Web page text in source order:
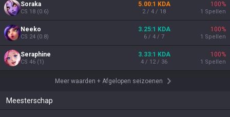
Soraka
CS 18 (0.6)
5.00:1 KDA
2 / 4 / 18
100%
1 Spellen
Neeko
CS 24 (0.8)
3.25:1 KDA
6 / 4 / 7
100%
1 Spellen
Seraphine
CS 46 (1)
3.33:1 KDA
4 / 12 / 36
100%
1 Spellen
Meer waarden + Afgelopen seizoenen
Meesterschap